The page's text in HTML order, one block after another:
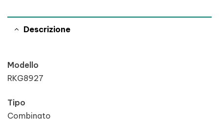
Descrizione
Modello
RKG8927
Tipo
Combinato